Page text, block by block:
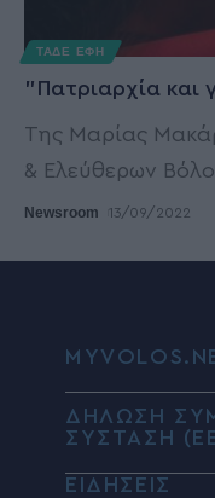
ΤΑΔΕ ΕΦΗ
"Πατριαρχία και
Της Μαρίας
& Ελεύθερων
Newsroom 13/09/2022
ΔΗΛΩΣΗ
ΣΥΣΤΑΣΗ
ΕΙΔΗΣΕΙΣ